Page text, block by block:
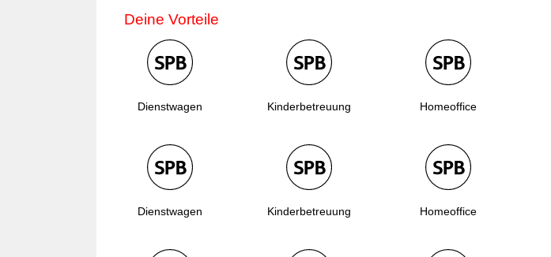
Deine Vorteile
Dienstwagen Kinderbetreuung Homeoffice
Dienstwagen Kinderbetreuung Homeoffice